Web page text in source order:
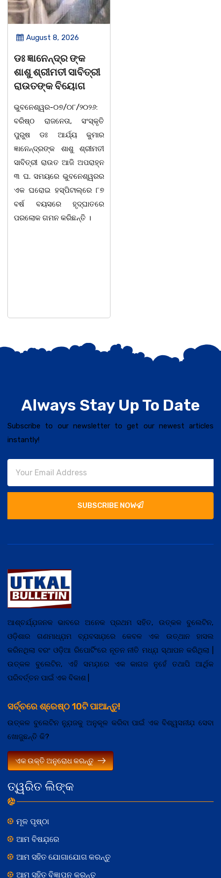
August 8, 2026
ଡଃ ଜ୍ଞାନେନ୍ଦ୍ର ଙ୍କ
ଶାଶୁ ଶ୍ରୀମତୀ ସାବିତ୍ରୀ
ରାଉତଙ୍କ ବିୟୋଗ
ଭୁବନେଶ୍ୱର-୦୭/୦୮/୨୦୨୬:
ବରିଷ୍ଠ ରାଜନେତା, ସଂସ୍କୃତି
ପୁରୁଷ ଡଃ ଆର୍ଯ୍ୟ କୁମାର
ଜ୍ଞାନେନ୍ଦ୍ରଙ୍କ ଶାଶୁ ଶ୍ରୀମତୀ
ସାବିତ୍ରୀ ରାଉତ ଆଜି ଅପରାହ୍ନ
୩ ଘ. ସମୟରେ ଭୁବନେଶ୍ୱରର
ଏକ ଘରୋଇ ହସ୍ପିଟାଲ୍ରେ ୮୭
ବର୍ଷ ବୟସରେ ହୃଦ୍ଘାତରେ
ପରଲୋକ ଗମନ କରିଛନ୍ତି ।
Always Stay Up To Date
Subscribe to our newsletter to get our newest articles
instantly!
SUBSCRIBE NOW
ତ୍ୱରିତ ଲିଙ୍କ
ମୂଳ ପୃଷ୍ଠା
ଆମ ବିଷଯ଼ରେ
ଆମ ସହିତ ଯୋଗାଯୋଗ କରନ୍ତୁ
ଆମ ସହିତ ବିଜ୍ଞାପନ କରନ୍ତୁ
ଆଶ୍ଚର୍ଯ୍ଯ଼ଜନକ ଭାବରେ ଅନେକ ପ୍ରଥମ ସହିତ, ଉତ୍କଳ ବୁଲେଟିନ,
ଓଡ଼ିଶାର ଗଣମାଧ୍ଯ଼ମ ବ୍ଯ଼ବସାଯ଼ରେ କେବଳ ଏକ ଉତ୍ଥାନ ହାସଲ
କରିନଥିଲା ବରଂ ଓଡ଼ିଆ ରିପୋର୍ଟିଂରେ ନୂତନ ନୀତି ମଧ୍ଯ଼ ସ୍ଥାପନ କରିଥିଲା |
ଉତ୍କଳ ବୁଲେଟିନ, ଏହି ସମଯ଼ରେ ଏକ କାଗଜ ନୁହେଁ ତଥାପି ଆର୍ଥିକ
ପରିବର୍ତ୍ତନ ପାଇଁ ଏକ ବିକାଶ |
ସର୍ଚ୍ଚରେ ଶ୍ରେଷ୍ଠ 10ଟି ପାଆନ୍ତୁ!
ଉତ୍କଳ ବୁଲେଟିନ ନ୍ଯ଼ୁଜକୁ ଅନୁକୂଳ କରିବା ପାଇଁ ଏକ ବିଶ୍ୱସନୀଯ଼ ସେବା
ଖୋଜୁଛନ୍ତି କି?
ଏକ ଉକ୍ତି ଅନୁରୋଧ କରନ୍ତୁ